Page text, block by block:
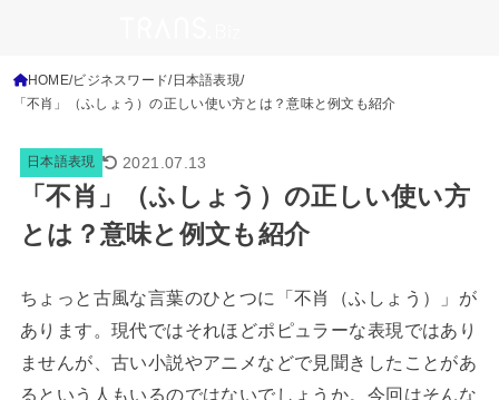
HOME ビジネスワード 日本語表現
「不肖」（ふしょう）の正しい使い方とは？意味と例文も紹介
日本語表現 2021.07.13
「不肖」（ふしょう）の正しい使い方
とは？意味と例文も紹介
ちょっと古風な言葉のひとつに「不肖（ふしょう）」が
あります。現代ではそれほどポピュラーな表現ではあり
ませんが、古い小説やアニメなどで見聞きしたことがあ
るという人もいるのではないでしょうか。今回はそんな